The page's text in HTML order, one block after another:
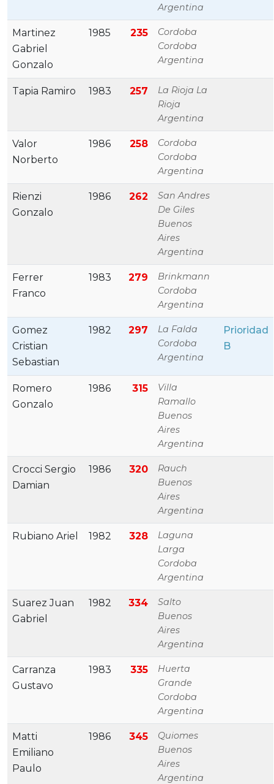
Argentina
Martinez
Gabriel
Gonzalo
1985 235
Cordoba
Cordoba
Argentina
Tapia Ramiro 1983 257
La Rioja La
Rioja
Argentina
Valor
Norberto
1986 258
Cordoba
Cordoba
Argentina
Rienzi
Gonzalo
1986 262
San Andres
De Giles
Buenos
Aires
Argentina
Ferrer
Franco
1983 279
Brinkmann
Cordoba
Argentina
Gomez
Cristian
Sebastian
1982 297
La Falda
Cordoba
Argentina
Prioridad
B
Romero
Gonzalo
1986 315
Villa
Ramallo
Buenos
Aires
Argentina
Crocci Sergio
Damian
1986 320
Rauch
Buenos
Aires
Argentina
Rubiano Ariel 1982 328
Laguna
Larga
Cordoba
Argentina
Suarez Juan
Gabriel
1982 334
Salto
Buenos
Aires
Argentina
Carranza
Gustavo
1983 335
Huerta
Grande
Cordoba
Argentina
Matti
Emiliano
Paulo
1986 345
Quiomes
Buenos
Aires
Argentina